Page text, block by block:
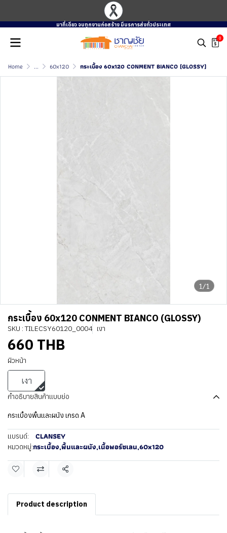
มาที่เดียว จบทุกงานก่อสร้าง มีบรการส่งทั่วประเทศ
0
Home ... 60x120 กระเบื้อง 60x120 CONMENT BIANCO (GLOSSY)
1/1
กระเบื้อง 60x120 CONMENT BIANCO (GLOSSY)
SKU : TILECSY60120_0004 เงา
660 THB
ผิวหน้า
เงา
คำอธิบายสินค้าแบบย่อ
กระเบื้องพื้นและผนัง เกรด A
แบรนด์: CLANSEY
หมวดหมู่:กระเบื้อง,พื้นและผนัง,เนื้อพอร์ซเลน,60x120
แชร์
Product description